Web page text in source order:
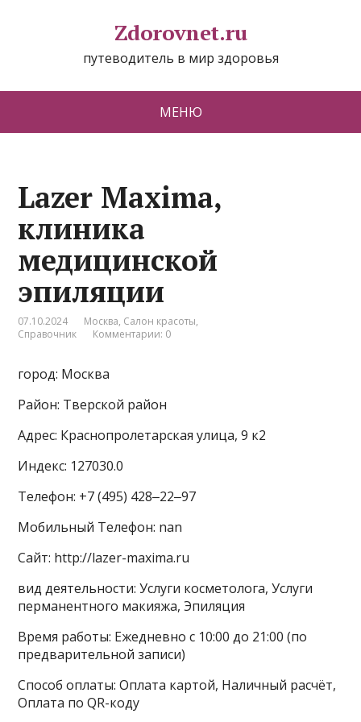
Zdorovnet.ru
путеводитель в мир здоровья
МЕНЮ
Lazer Maxima,
клиника
медицинской
эпиляции
07.10.2024 Москва, Салон красоты,
Справочник
Комментарии: 0
город: Москва
Район: Тверской район
Адрес: Краснопролетарская улица, 9 к2
Индекс: 127030.0
Телефон: +7 (495) 428‒22‒97
Мобильный Телефон: nan
Сайт: http://lazer-maxima.ru
вид деятельности: Услуги косметолога, Услуги
перманентного макияжа, Эпиляция
Время работы: Ежедневно с 10:00 до 21:00 (по
предварительной записи)
Способ оплаты: Оплата картой, Наличный расчёт,
Оплата по QR-коду